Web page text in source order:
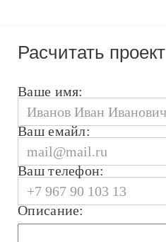
Расчитать проект
Ваше имя:
Ваш емайл:
Ваш телефон:
Описание: